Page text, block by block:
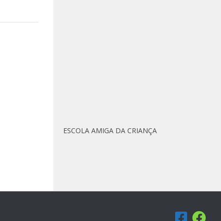
ESCOLA AMIGA DA CRIANÇA